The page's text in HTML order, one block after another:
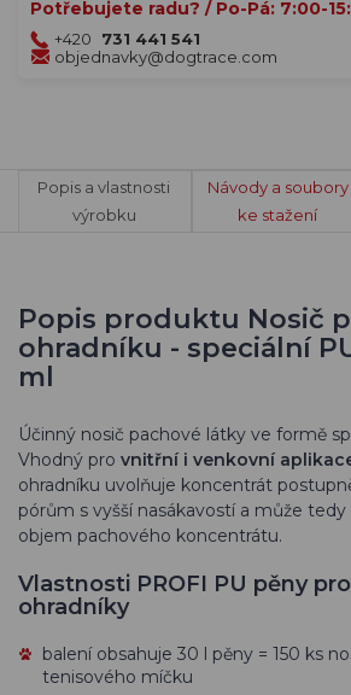
Potřebujete radu? / Po-Pá: 7:00-
+420
731 441 541
objednavky@dogtrace.com
Popis a vlastnosti
výrobku
Návody a soubory
ke stažení
Popis produktu Nosič
ohradníku - speciální
ml
Účinný nosič pachové látky ve formě
Vhodný pro vnitřní i venkovní
ohradníku uvolňuje koncentrát
pórům s vyšší nasákavostí a může
objem pachového koncentrátu.
Vlastnosti PROFI PU pěny
ohradníky
balení obsahuje 30 l pěny = 150 ks
tenisového míčku